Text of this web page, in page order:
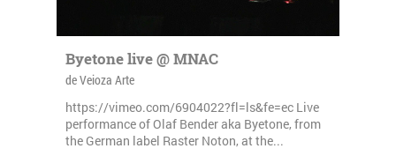
Byetone live @ MNAC
de Veioza Arte
https://vimeo.com/6904022?fl=ls&fe=ec Live
performance of Olaf Bender aka Byetone, from
the German label Raster Noton, at the...